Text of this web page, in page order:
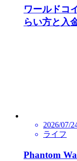
ワールドコ
らい方と入
2026/07/
ライフ
Phantom